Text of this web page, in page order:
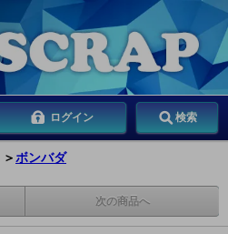
ログイン 検索
＞ ボンバダ
次の商品へ